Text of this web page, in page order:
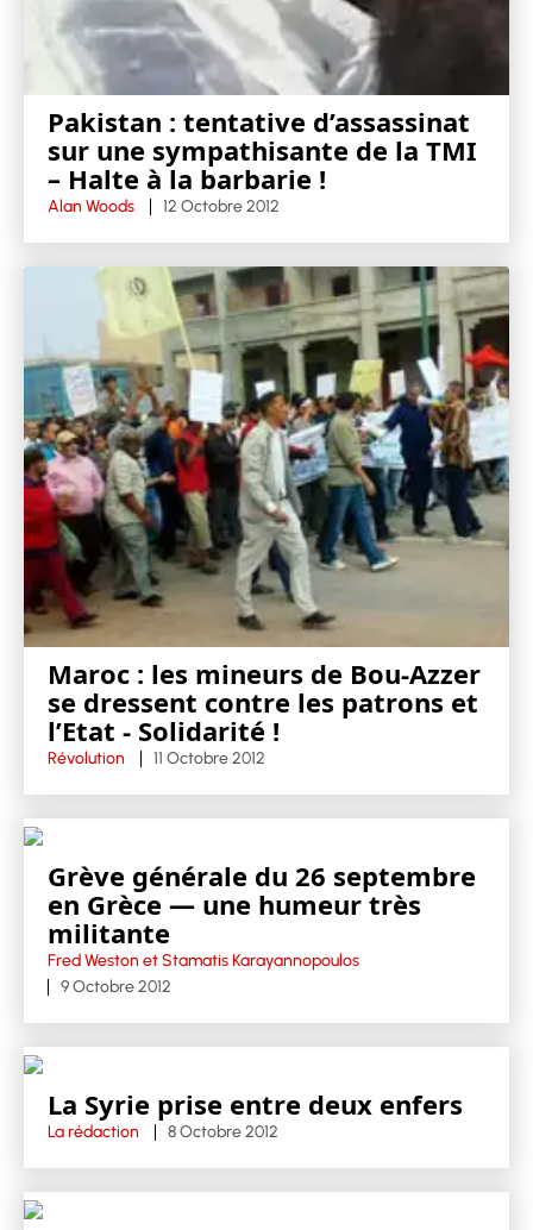
Pakistan : tentative d’assassinat
sur une sympathisante de la TMI
– Halte à la barbarie !
Alan Woods 12 Octobre 2012
Maroc : les mineurs de Bou-Azzer
se dressent contre les patrons et
l’Etat - Solidarité !
Révolution 11 Octobre 2012
Grève générale du 26 septembre
en Grèce — une humeur très
militante
Fred Weston et Stamatis Karayannopoulos
9 Octobre 2012
La Syrie prise entre deux enfers
La rédaction 8 Octobre 2012